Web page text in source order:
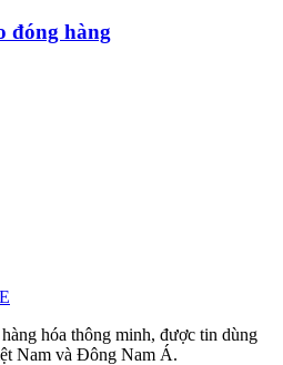
đóng hàng
hóa thông minh, được tin dùng
Nam và Đông Nam Á.